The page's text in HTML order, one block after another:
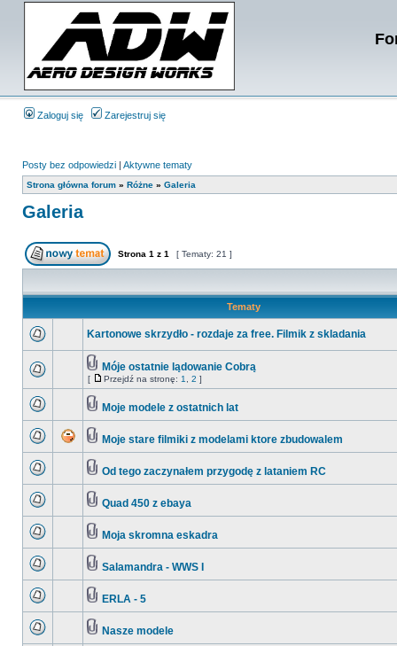
Zaloguj się Zarejestruj się
Posty bez odpowiedzi | Aktywne tematy
Strona główna forum » Różne » Galeria
Galeria
Strona 1 z 1 [ Tematy: 21 ]
Tematy
Kartonowe skrzydło - rozdaje za free. Filmik z skladania
Móje ostatnie lądowanie Cobrą
[ Przejdź na stronę: 1 2 ]
Moje modele z ostatnich lat
Moje stare filmiki z modelami ktore zbudowalem
Od tego zaczynałem przygodę z lataniem RC
Quad 450 z ebaya
Moja skromna eskadra
Salamandra - WWS I
ERLA - 5
Nasze modele